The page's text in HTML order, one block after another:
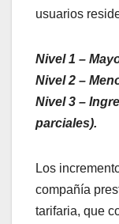
usuarios
Nivel 1 –
Nivel 2 –
Nivel 3 –
parciales).
Los
compañía
tarifaria, que